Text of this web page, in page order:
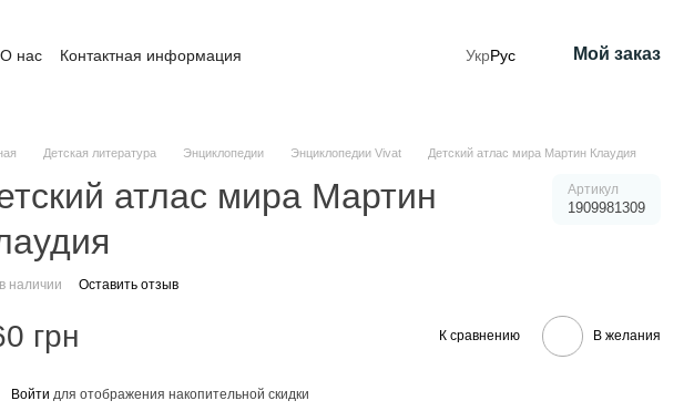
О нас
Контактная информация
УкрРус Мой заказ
Детская литература Энциклопедии Энциклопедии Vivat Детский атлас мира Мартин Клаудия
атлас мира Мартин
Артикул
1909981309
наличии Оставить отзыв
грн К сравнению В желания
Войти для отображения накопительной скидки